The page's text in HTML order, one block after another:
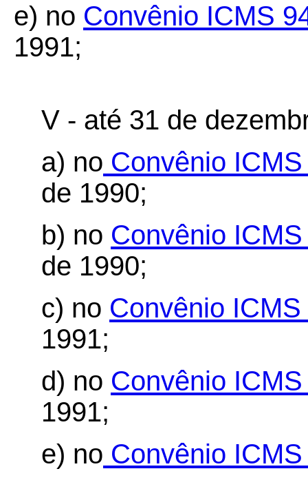
e) no Convênio ICMS
1991;
V - até 31 de
a) no Convênio
de 1990;
b) no Convênio
de 1990;
c) no Convênio
1991;
d) no Convênio
1991;
e) no Convênio